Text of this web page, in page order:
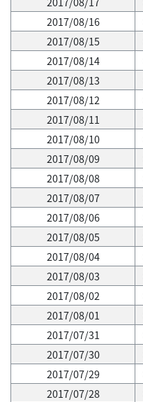
2017/08/16
2017/08/15
2017/08/14
2017/08/13
2017/08/12
2017/08/11
2017/08/10
2017/08/09
2017/08/08
2017/08/07
2017/08/06
2017/08/05
2017/08/04
2017/08/03
2017/08/02
2017/08/01
2017/07/31
2017/07/30
2017/07/29
2017/07/28